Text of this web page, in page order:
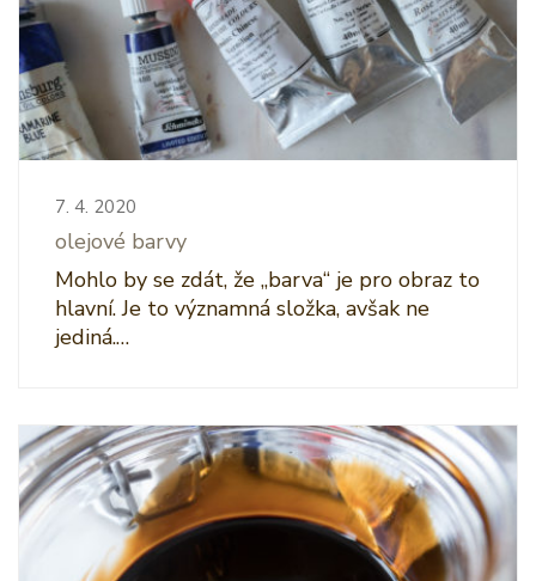
7. 4. 2020
olejové barvy
Mohlo by se zdát, že „barva“ je pro obraz to
hlavní. Je to významná složka, avšak ne
jediná.…